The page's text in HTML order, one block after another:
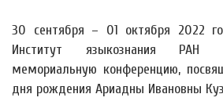
30 сентября – 01 октября 2022
Институт языкознания РАН
мемориальную конференцию,
дня рождения Ариадны Ивановны